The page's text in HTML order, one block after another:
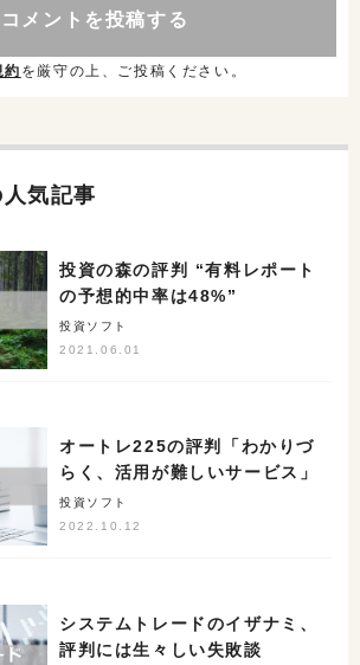
約 を厳守の上、ご投稿ください。
気記事
投資の森の評判 “有料レポート
の予想的中率は48%”
投資ソフト
2021.06.01
オートレ225の評判「わかりづ
らく、活用が難しいサービス」
投資ソフト
2022.10.12
システムトレードのイザナミ、
評判には生々しい失敗談